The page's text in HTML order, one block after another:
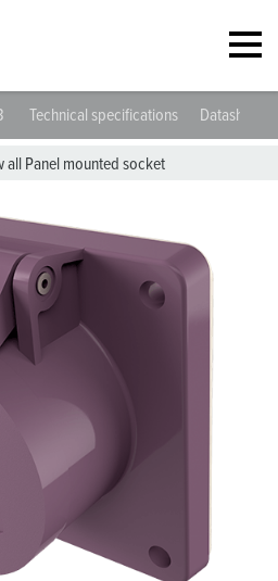
Technical specifications Datasheets
all Panel mounted socket